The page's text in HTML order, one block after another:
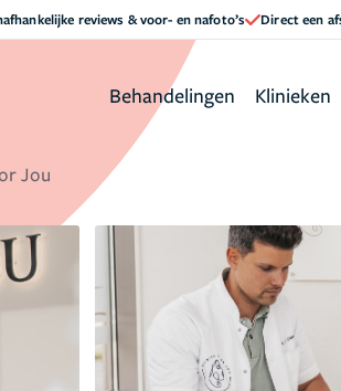
reviews & voor- en nafoto’s Direct een
Behandelingen Klinieken
Jou